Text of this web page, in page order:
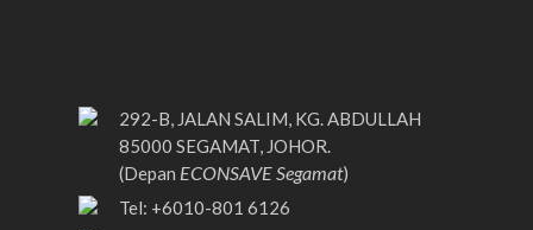
292-B, JALAN SALIM, KG. ABDULLAH
85000 SEGAMAT, JOHOR.
(Depan ECONSAVE Segamat)
Tel: +6010-801 6126